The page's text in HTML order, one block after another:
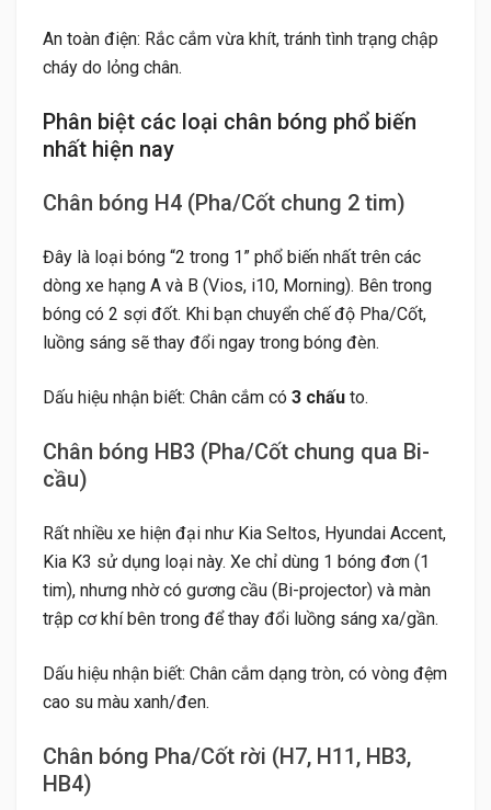
An toàn điện: Rắc cắm vừa khít, tránh tình trạng chập
cháy do lỏng chân.
Phân biệt các loại chân bóng phổ biến
nhất hiện nay
Chân bóng H4 (Pha/Cốt chung 2 tim)
Đây là loại bóng “2 trong 1” phổ biến nhất trên các
dòng xe hạng A và B (Vios, i10, Morning). Bên trong
bóng có 2 sợi đốt. Khi bạn chuyển chế độ Pha/Cốt,
luồng sáng sẽ thay đổi ngay trong bóng đèn.
Dấu hiệu nhận biết: Chân cắm có 3 chấu to.
Chân bóng HB3 (Pha/Cốt chung qua Bi-
cầu)
Rất nhiều xe hiện đại như Kia Seltos, Hyundai Accent,
Kia K3 sử dụng loại này. Xe chỉ dùng 1 bóng đơn (1
tim), nhưng nhờ có gương cầu (Bi-projector) và màn
trập cơ khí bên trong để thay đổi luồng sáng xa/gần.
Dấu hiệu nhận biết: Chân cắm dạng tròn, có vòng đệm
cao su màu xanh/đen.
Chân bóng Pha/Cốt rời (H7, H11, HB3,
HB4)